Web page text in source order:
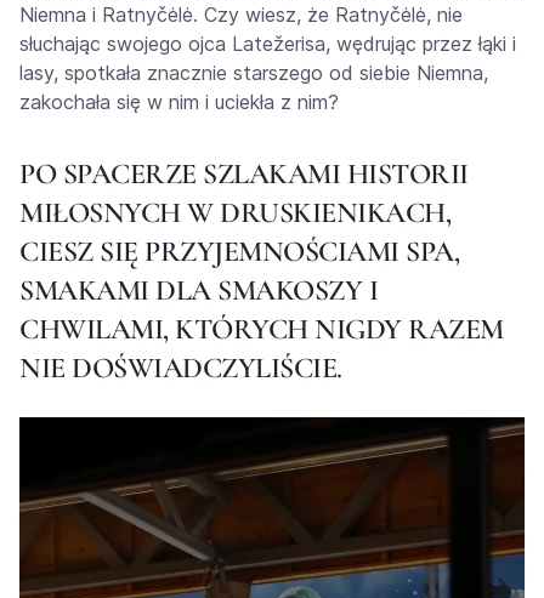
Niemna i Ratnyčėlė. Czy wiesz, że Ratnyčėlė, nie
słuchając swojego ojca Latežerisa, wędrując przez łąki i
lasy, spotkała znacznie starszego od siebie Niemna,
zakochała się w nim i uciekła z nim?
PO SPACERZE SZLAKAMI HISTORII
MIŁOSNYCH W DRUSKIENIKACH,
CIESZ SIĘ PRZYJEMNOŚCIAMI SPA,
SMAKAMI DLA SMAKOSZY I
CHWILAMI, KTÓRYCH NIGDY RAZEM
NIE DOŚWIADCZYLIŚCIE.